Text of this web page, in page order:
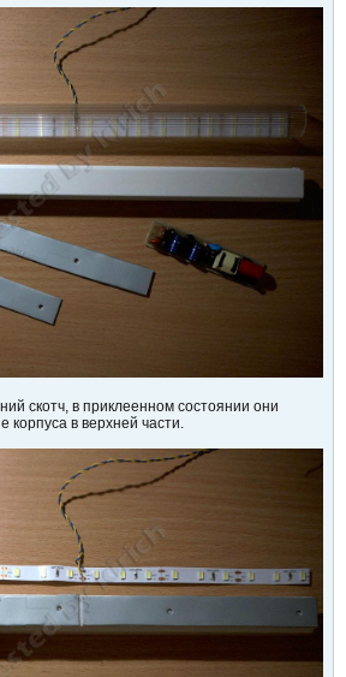
скотч, в приклеенном состоянии они
в верхней части.